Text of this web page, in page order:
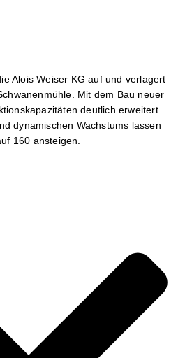
Alois Weiser KG auf und verlagert
Mit dem Bau neuer
deutlich erweitert.
dynamischen Wachstums lassen
160 ansteigen.